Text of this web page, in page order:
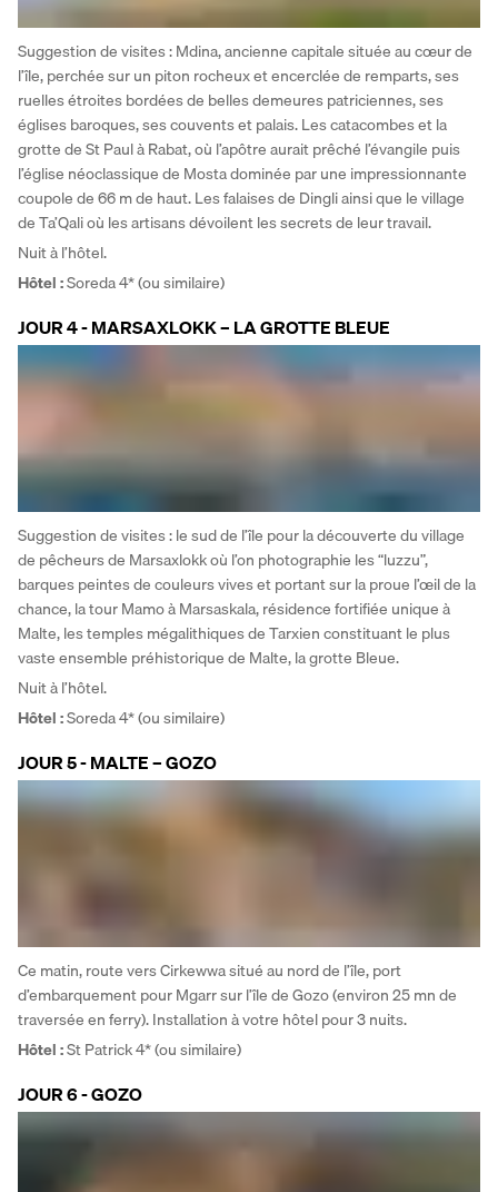
Suggestion de visites : Mdina, ancienne capitale située au cœur de
l’île, perchée sur un piton rocheux et encerclée de remparts, ses
ruelles étroites bordées de belles demeures patriciennes, ses
églises baroques, ses couvents et palais. Les catacombes et la
grotte de St Paul à Rabat, où l’apôtre aurait prêché l’évangile puis
l’église néoclassique de Mosta dominée par une impressionnante
coupole de 66 m de haut. Les falaises de Dingli ainsi que le village
de Ta’Qali où les artisans dévoilent les secrets de leur travail.
Nuit à l’hôtel.
Hôtel : Soreda 4* (ou similaire)
JOUR 4 - MARSAXLOKK – LA GROTTE BLEUE
Suggestion de visites : le sud de l’île pour la découverte du village
de pêcheurs de Marsaxlokk où l’on photographie les “luzzu”,
barques peintes de couleurs vives et portant sur la proue l’œil de la
chance, la tour Mamo à Marsaskala, résidence fortifiée unique à
Malte, les temples mégalithiques de Tarxien constituant le plus
vaste ensemble préhistorique de Malte, la grotte Bleue.
Nuit à l’hôtel.
Hôtel : Soreda 4* (ou similaire)
JOUR 5 - MALTE – GOZO
Ce matin, route vers Cirkewwa situé au nord de l’île, port
d’embarquement pour Mgarr sur l’île de Gozo (environ 25 mn de
traversée en ferry). Installation à votre hôtel pour 3 nuits.
Hôtel : St Patrick 4* (ou similaire)
JOUR 6 - GOZO